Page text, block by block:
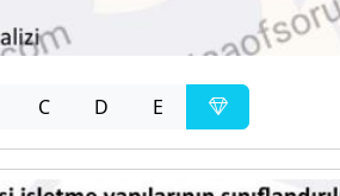
C D E